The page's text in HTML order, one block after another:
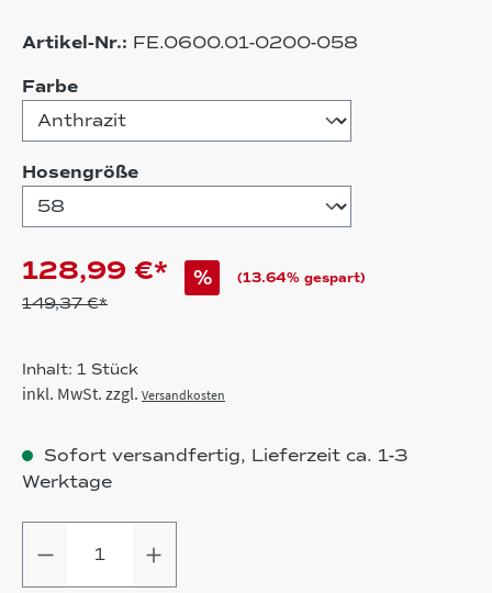
Artikel-Nr.: FE.0600.01-0200-058
Farbeauswählen
Hosengrößeauswählen
128,99 €*
149,37 €*
% (13.64% gespart)
Inhalt: 1 Stück
inkl. MwSt. zzgl. Versandkosten
Sofort versandfertig, Lieferzeit ca. 1-3
Werktage